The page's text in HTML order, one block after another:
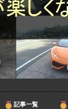
記事一覧